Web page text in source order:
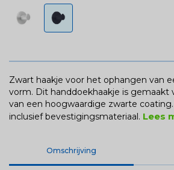
Zwart haakje voor het ophangen van
vorm. Dit handdoekhaakje is gemaakt
van een hoogwaardige zwarte
inclusief bevestigingsmateriaal. Lees
Omschrijving